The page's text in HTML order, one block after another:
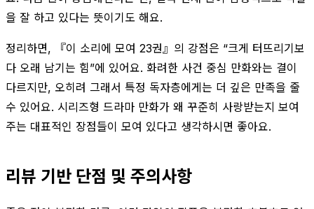
을 잘 하고 있다는 뜻이기도 해요.
정리하면, 『이 소리에 모여 23권』의 강점은 “크게 터뜨리기보
다 오래 남기는 힘”에 있어요. 화려한 사건 중심 만화와는 결이
다르지만, 오히려 그래서 특정 독자층에게는 더 깊은 만족을 줄
수 있어요. 시리즈형 드라마 만화가 왜 꾸준히 사랑받는지 보여
주는 대표적인 장점들이 모여 있다고 생각하시면 좋아요.
리뷰 기반 단점 및 주의사항